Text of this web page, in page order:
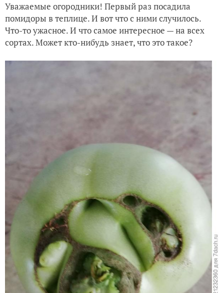
Уважаемые огородники! Первый раз посадила
помидоры в теплице. И вот что с ними случилось.
Что-то ужасное. И что самое интересное — на всех
сортах. Может кто-нибудь знает, что это такое?